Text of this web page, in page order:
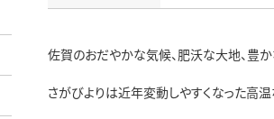
佐賀のおだやかな気候、肥沃な大地、豊
さがびよりは近年変動しやすくなった高